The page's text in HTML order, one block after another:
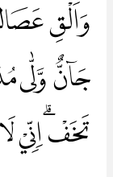
وَاَلْقِ
جَاۤنٌّ وَّلّٰى
تَخَفْۗ اِنِّيْ